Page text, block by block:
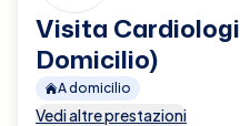
Visita
Domicilio)
A domicilio
Vedi altre prestazioni